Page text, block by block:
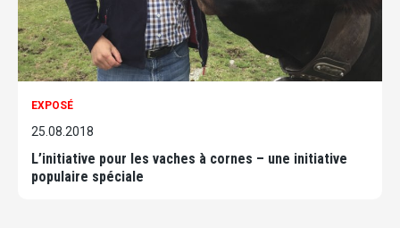
EXPOSÉ
25.08.2018
L’initiative pour les vaches à cornes – une initiative
populaire spéciale